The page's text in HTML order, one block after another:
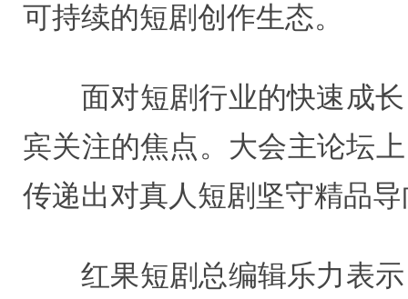
可持续的短剧创作生态。
面对短剧行业的快速成
宾关注的焦点。大会主论坛
传递出对真人短剧坚守精品
红果短剧总编辑乐力表